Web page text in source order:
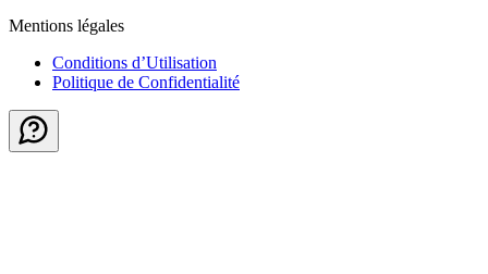
Mentions légales
Conditions d’Utilisation
Politique de Confidentialité